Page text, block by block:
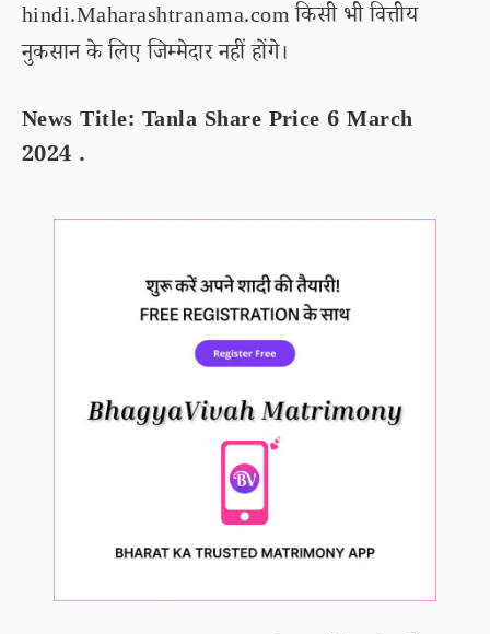
hindi.Maharashtranama.com किसी भी वित्तीय
नुकसान के लिए जिम्मेदार नहीं होंगे।
News Title: Tanla Share Price 6 March
2024 .